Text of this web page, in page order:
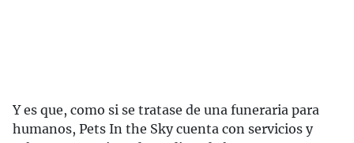
Y es que, como si se tratase de una funeraria para
humanos, Pets In the Sky cuenta con servicios y